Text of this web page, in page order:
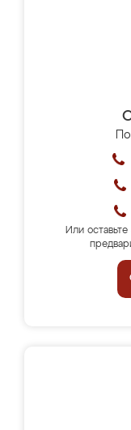
Или оставьте